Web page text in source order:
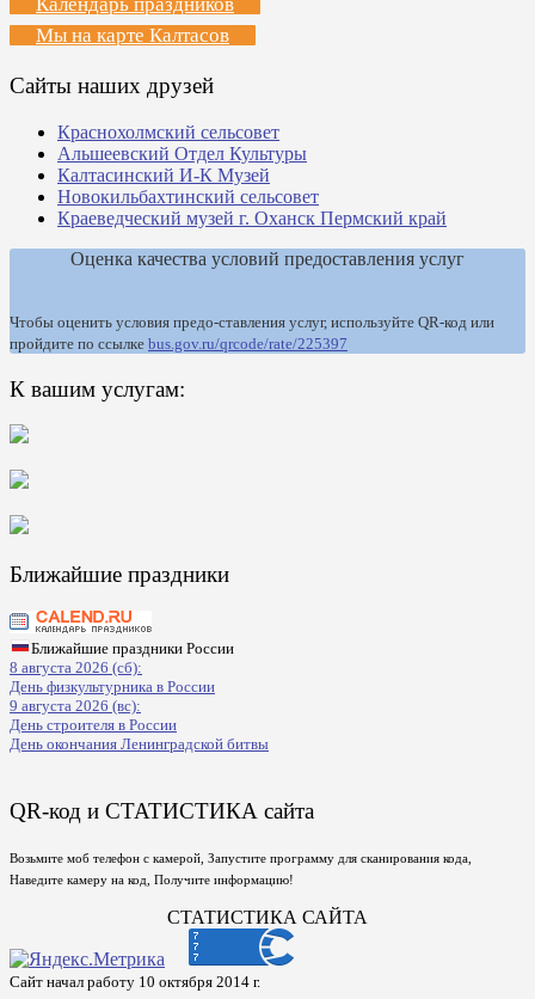
Мы на карте Калтасов
Сайты наших друзей
Краснохолмский сельсовет
Альшеевский Отдел Культуры
Калтасинский И-К Музей
Новокильбахтинский сельсовет
Краеведческий музей г. Оханск Пермский край
Оценка качества условий предоставления услуг
Чтобы оценить условия предо-ставления услуг, используйте QR-код или
пройдите по ссылке bus.gov.ru/qrcode/rate/225397
К вашим услугам:
Ближайшие праздники
Ближайшие праздники России
8 августа 2026 (сб):
День физкультурника в России
9 августа 2026 (вс):
День строителя в России
День окончания Ленинградской битвы
QR-код и СТАТИСТИКА сайта
Возьмите моб телефон с камерой, Запустите программу для сканирования кода,
Наведите камеру на код, Получите информацию!
СТАТИСТИКА САЙТА
Сайт начал работу 10 октября 2014 г.